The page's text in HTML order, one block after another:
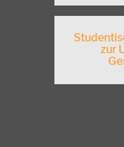
zur